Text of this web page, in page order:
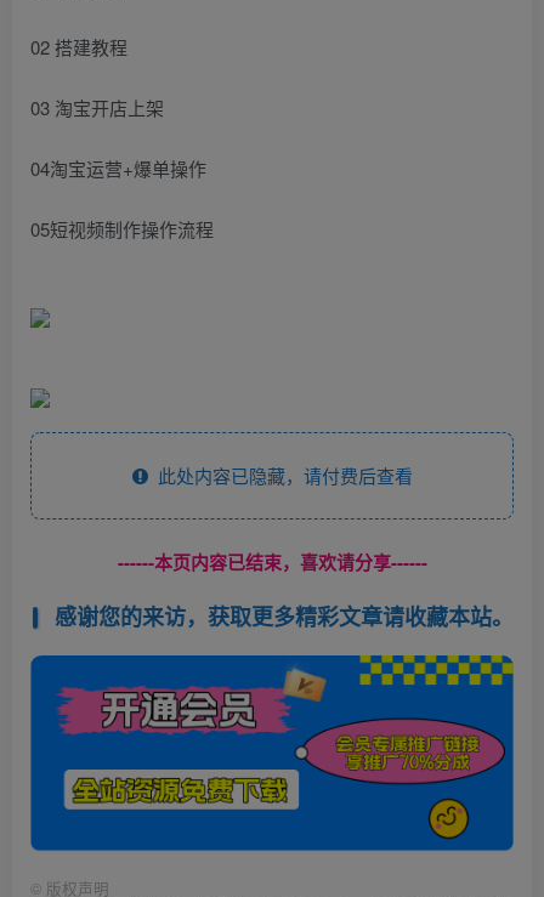
02 搭建教程
03 淘宝开店上架
04淘宝运营+爆单操作
05短视频制作操作流程
此处内容已隐藏，请付费后查看
------本页内容已结束，喜欢请分享------
感谢您的来访，获取更多精彩文章请收藏本站。
© 版权声明